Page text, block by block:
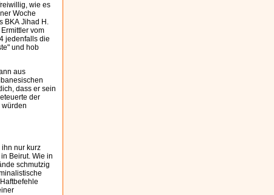
wie es
Woche
BKA Jihad H.
vom
jedenfalls die
und hob
aus
dass er sein
der
würden
nur kurz
Beirut. Wie in
schmutzig